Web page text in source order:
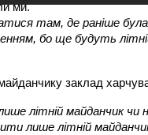
ми.
там, де раніше
бо ще будуть
заклад
літній майданчик чи
лише літній